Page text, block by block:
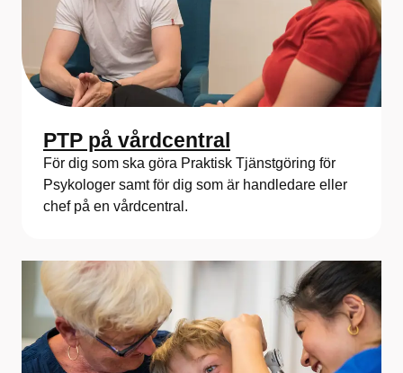
PTP på vårdcentral
För dig som ska göra Praktisk Tjänstgöring för
Psykologer samt för dig som är handledare eller
chef på en vårdcentral.